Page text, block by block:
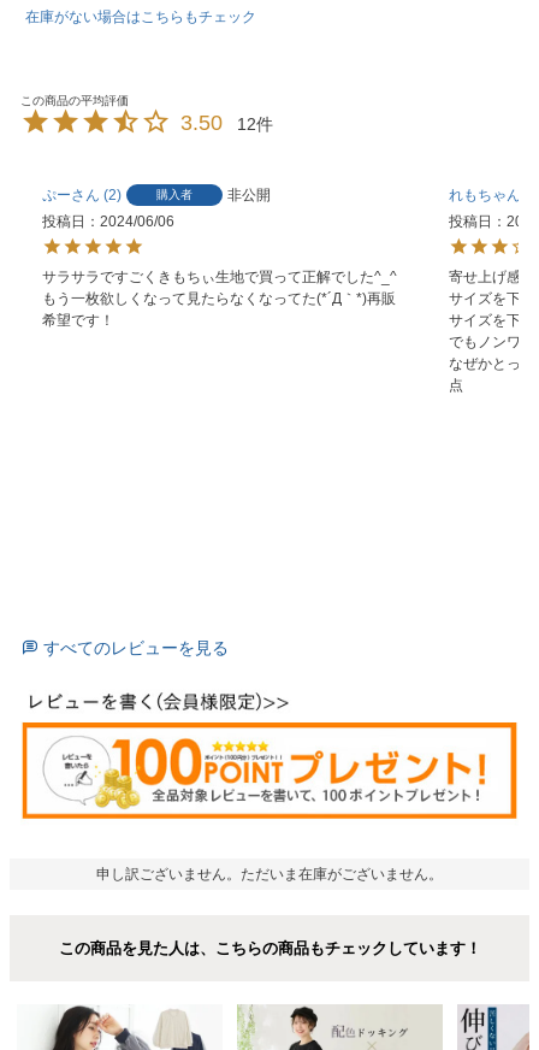
在庫がない場合はこちらもチェック
3.50 12
ぷー 2 購入者
非公開
投稿日
2024/06/06
サラサラですごくきもちぃ生地で買って正解でした^_^
もう一枚欲しくなって見たらなくなってた(*´Д｀*)再販
希望です！
れもちゃん
投稿日
寄せ上げ感
サイズを下
サイズを下
でもノンワ
なぜかとっ
点
すべてのレビューを見る
申し訳ございません。ただいま在庫がございません。
この商品を見た人は、こちらの商品もチェックしています！